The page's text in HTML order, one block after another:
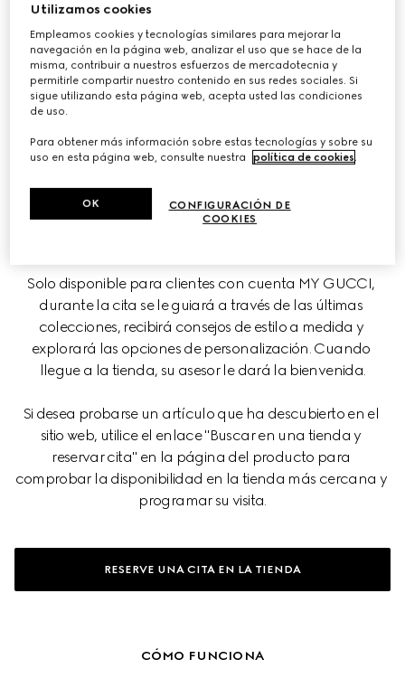
Reserve una cita con el equipo de asesores de clientes
para descubrir el universo de Gucci, adaptado a sus
Solo disponible para clientes con cuenta MY GUCCI,
durante la cita se le guiará a través de las últimas
colecciones, recibirá consejos de estilo a medida y
explorará las opciones de personalización. Cuando
llegue a la tienda, su asesor le dará la bienvenida.
Si desea probarse un artículo que ha descubierto en el
sitio web, utilice el enlace "Buscar en una tienda y
reservar cita" en la página del producto para
comprobar la disponibilidad en la tienda más cercana y
programar su visita.
RESERVE UNA CITA EN LA TIENDA
CÓMO FUNCIONA
Utilizamos cookies
Empleamos cookies y tecnologías similares para mejorar la
navegación en la página web, analizar el uso que se hace de la
misma, contribuir a nuestros esfuerzos de mercadotecnia y
permitirle compartir nuestro contenido en sus redes sociales. Si
sigue utilizando esta página web, acepta usted las condiciones
de uso.
Para obtener más información sobre estas tecnologías y sobre su
uso en esta página web, consulte nuestra
política de cookies
CONFIGURACIÓN DE
COOKIES
OK